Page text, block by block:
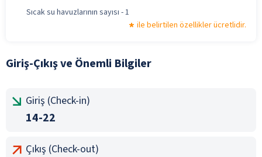
Sıcak su havuzlarının sayısı - 1
ile belirtilen özellikler ücretlidir.
Giriş-Çıkış ve Önemli Bilgiler
Giriş (Check-in)
14-22
Çıkış (Check-out)